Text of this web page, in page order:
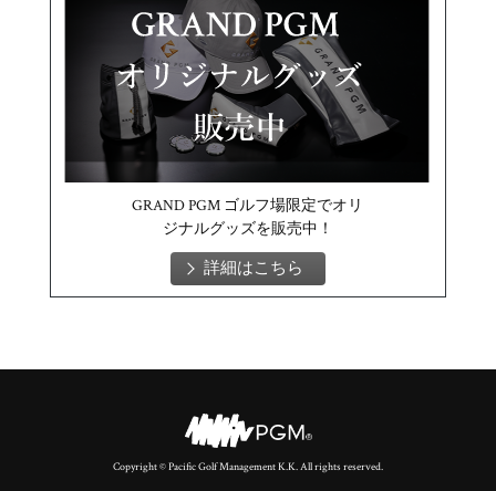
GRAND PGM ゴルフ場限定でオリ
ジナルグッズを販売中！
詳細はこちら
Copyright © Pacific Golf Management K.K. All rights reserved.